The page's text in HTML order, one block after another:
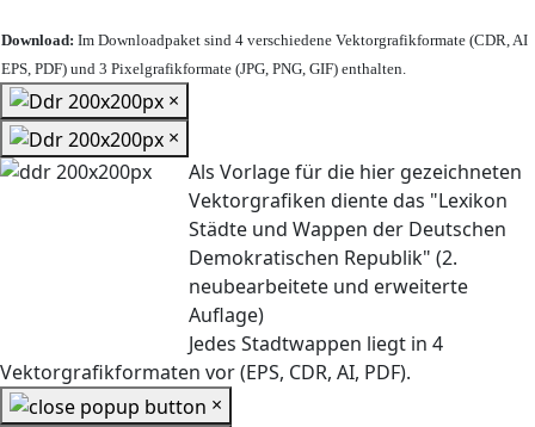
Download: Im Downloadpaket sind 4 verschiedene Vektorgrafikformate (CDR, AI
EPS, PDF) und 3 Pixelgrafikformate (JPG, PNG, GIF) enthalten.
×
×
Als Vorlage für die hier gezeichneten
Vektorgrafiken diente das "Lexikon
Städte und Wappen der Deutschen
Demokratischen Republik" (2.
neubearbeitete und erweiterte
Auflage)
Jedes Stadtwappen liegt in 4
Vektorgrafikformaten vor (EPS, CDR, AI, PDF).
×